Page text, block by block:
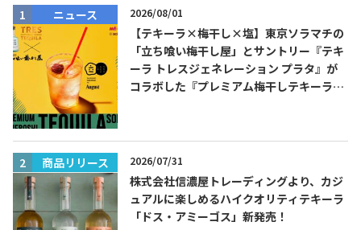
ニュース 2026/08/01
【テキーラ×梅干し×塩】東京ソラマチの
「立ち喰い梅干し屋」とサントリー『テキ
ーラ トレスジェネレーション プラタ』が
コラボした『プレミアム梅干しテキーラソ
商品リリース 2026/07/31
株式会社信濃屋トレーディングより、カジ
ュアルに楽しめるハイクオリティテキーラ
「ドス・アミーゴス」新発売！